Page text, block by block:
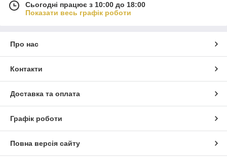
Сьогодні працює з 10:00 до 18:00
Показати весь графік роботи
Про нас
Контакти
Доставка та оплата
Графік роботи
Повна версія сайту